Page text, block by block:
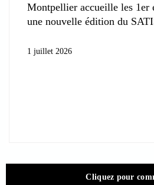
Montpellier accueille les 1er
une nouvelle édition du
1 juillet 2026
Cliquez pour